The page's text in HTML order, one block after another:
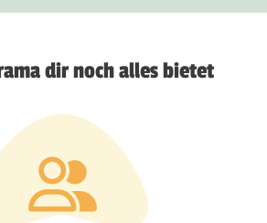
dir noch alles bietet